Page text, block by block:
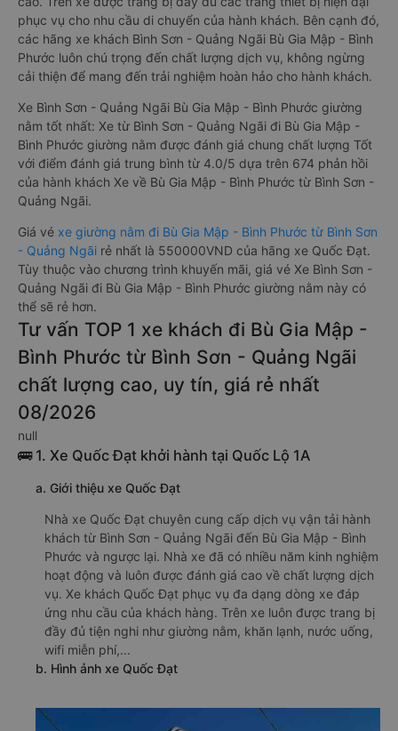
phục vụ cho nhu cầu di chuyển của hành khách. Bên cạnh đó,
các hãng xe khách Bình Sơn - Quảng Ngãi Bù Gia Mập - Bình
Phước luôn chú trọng đến chất lượng dịch vụ, không ngừng
cải thiện để mang đến trải nghiệm hoàn hảo cho hành khách.
Xe Bình Sơn - Quảng Ngãi Bù Gia Mập - Bình Phước giường
nằm tốt nhất: Xe từ Bình Sơn - Quảng Ngãi đi Bù Gia Mập -
Bình Phước giường nằm được đánh giá chung chất lượng Tốt
với điểm đánh giá trung bình từ 4.0/5 dựa trên 674 phản hồi
của hành khách Xe về Bù Gia Mập - Bình Phước từ Bình Sơn -
Quảng Ngãi.
Giá vé xe giường nằm đi Bù Gia Mập - Bình Phước từ Bình Sơn
- Quảng Ngãi rẻ nhất là 550000VND của hãng xe Quốc Đạt.
Tùy thuộc vào chương trình khuyến mãi, giá vé Xe Bình Sơn -
Quảng Ngãi đi Bù Gia Mập - Bình Phước giường nằm này có
thể sẽ rẻ hơn.
Tư vấn TOP 1 xe khách đi Bù Gia Mập -
Bình Phước từ Bình Sơn - Quảng Ngãi
chất lượng cao, uy tín, giá rẻ nhất
08/2026
null
🚌 1. Xe Quốc Đạt khởi hành tại Quốc Lộ 1A
a. Giới thiệu xe Quốc Đạt
Nhà xe Quốc Đạt chuyên cung cấp dịch vụ vận tải hành
khách từ Bình Sơn - Quảng Ngãi đến Bù Gia Mập - Bình
Phước và ngược lại. Nhà xe đã có nhiều năm kinh nghiệm
hoạt động và luôn được đánh giá cao về chất lượng dịch
vụ. Xe khách Quốc Đạt phục vụ đa dạng dòng xe đáp
ứng nhu cầu của khách hàng. Trên xe luôn được trang bị
đầy đủ tiện nghi như giường nằm, khăn lạnh, nước uống,
wifi miễn phí,...
b. Hình ảnh xe Quốc Đạt